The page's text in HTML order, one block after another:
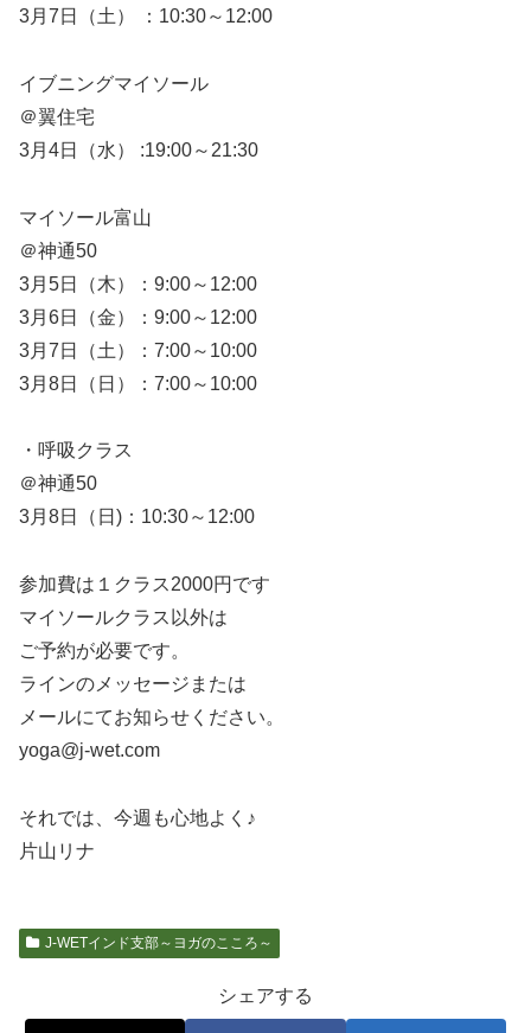
3月7日（土） ：10:30～12:00
イブニングマイソール
＠翼住宅
3月4日（水） :19:00～21:30
マイソール富山
＠神通50
3月5日（木）：9:00～12:00
3月6日（金）：9:00～12:00
3月7日（土）：7:00～10:00
3月8日（日）：7:00～10:00
・呼吸クラス
＠神通50
3月8日（日)：10:30～12:00
参加費は１クラス2000円です
マイソールクラス以外は
ご予約が必要です。
ラインのメッセージまたは
メールにてお知らせください。
yoga@j-wet.com
それでは、今週も心地よく♪
片山リナ
J-WETインド支部～ヨガのこころ～
シェアする